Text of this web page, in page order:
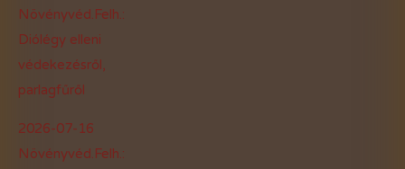
Növényvéd.Felh.:
Diólégy elleni
védekezésről,
parlagfűről
2026-07-16
Növényvéd.Felh.: